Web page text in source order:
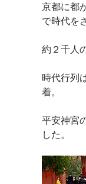
京都に都
で時代を
約２千人
時代行列
着。
平安神宮
した。